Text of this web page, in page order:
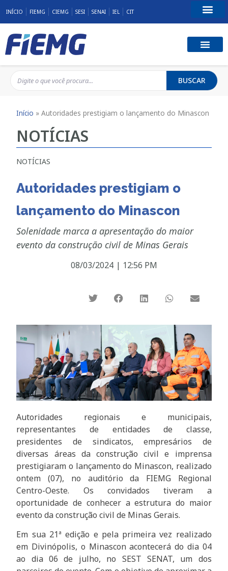
INÍCIO FIEMG CIEMG SESI SENAI IEL CIT
BUSCAR
Início »Autoridades prestigiam o lançamento do Minascon
NOTÍCIAS
NOTÍCIAS
Autoridades prestigiam o
lançamento do Minascon
Solenidade marca a apresentação do maior
evento da construção civil de Minas Gerais
08/03/2024 | 12:56 PM
Autoridades regionais e municipais,
representantes de entidades de classe,
presidentes de sindicatos, empresários de
diversas áreas da construção civil e imprensa
prestigiaram o lançamento do Minascon, realizado
ontem (07), no auditório da FIEMG Regional
Centro-Oeste. Os convidados tiveram a
oportunidade de conhecer a estrutura do maior
evento da construção civil de Minas Gerais.
Em sua 21ª edição e pela primeira vez realizado
em Divinópolis, o Minascon acontecerá do dia 04
ao dia 06 de julho, no SEST SENAT, um dos